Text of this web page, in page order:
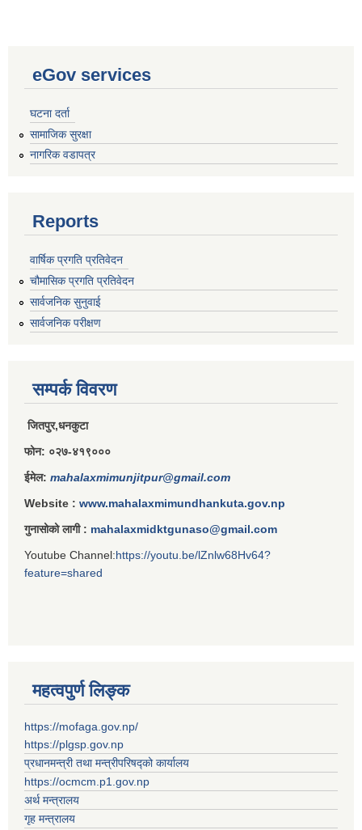
eGov services
घटना दर्ता
सामाजिक सुरक्षा
नागरिक वडापत्र
Reports
वार्षिक प्रगति प्रतिवेदन
चौमासिक प्रगति प्रतिवेदन
सार्वजनिक सुनुवाई
सार्वजनिक परीक्षण
सम्पर्क विवरण
जितपुर,धनकुटा
फोन: ०२७-४१९०००
ईमेल: mahalaxmimunjitpur@gmail.com
Website : www.mahalaxmimundhankuta.gov.np
गुनासोको लागी : mahalaxmidktgunaso@gmail.com
Youtube Channel:https://youtu.be/lZnlw68Hv64?
feature=shared
महत्वपुर्ण लिङ्क
https://mofaga.gov.np/
https://plgsp.gov.np
प्रधानमन्त्री तथा मन्त्रीपरिषद्को कार्यालय
https://ocmcm.p1.gov.np
अर्थ मन्त्रालय
गृह मन्त्रालय